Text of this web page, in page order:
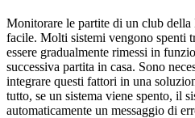
Monitorare le partite di un club della
facile. Molti sistemi vengono spenti
essere gradualmente rimessi in
successiva partita in casa. Sono
integrare questi fattori in una
tutto, se un sistema viene spento, il
automaticamente un messaggio di